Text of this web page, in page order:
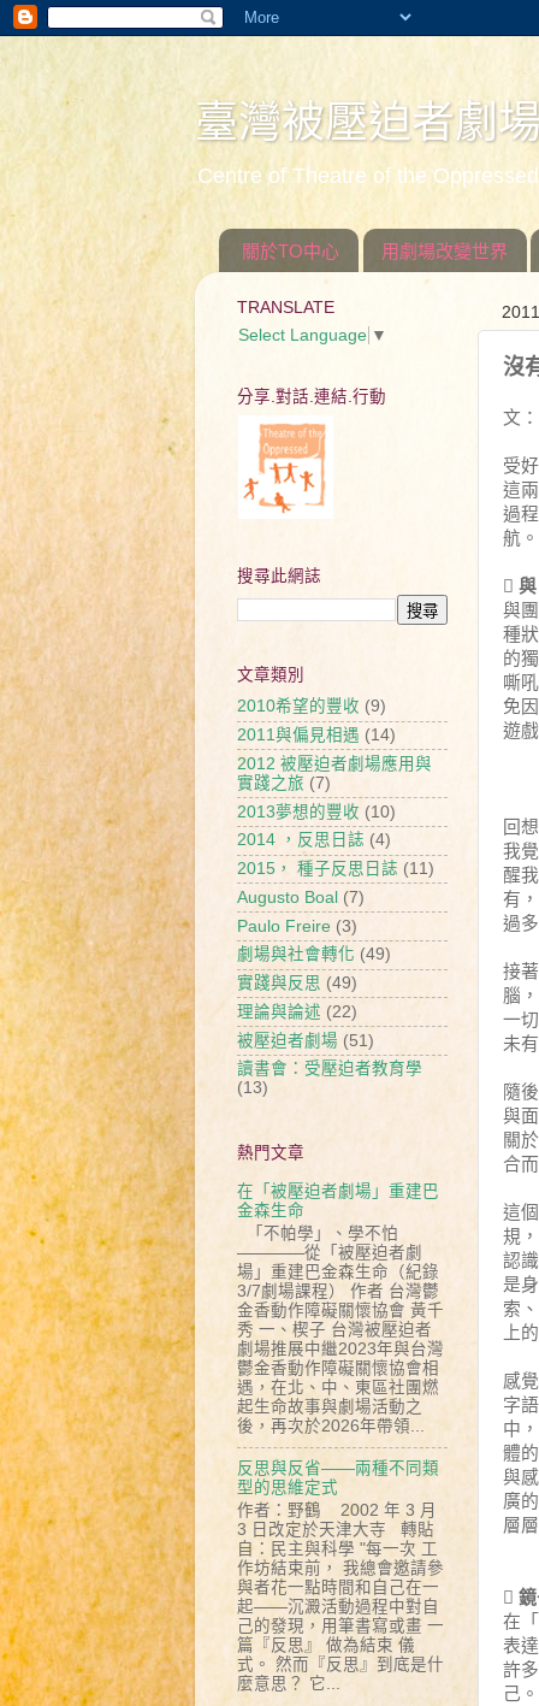
臺灣被壓迫者劇
Centre of Theatre of the
關於TO中心 用劇場改變世界
沒
文
受
這
過
航。

與
種
的
嘶
免
遊
回
我
醒
有
過
接
腦
一
未
隨
與
關
合
這
規
認
是
索
上
感
字
中
體
與
廣
層

在
表
許
己
TRANSLATE
Select Language ▼
分享.對話.連結.行動
搜尋此網誌
文章類別
2010希望的豐收 (9)
2011與偏見相遇 (14)
2012 被壓迫者劇場應用與
實踐之旅 (7)
2013夢想的豐收 (10)
2014 ，反思日誌 (4)
2015， 種子反思日誌 (11)
Augusto Boal (7)
Paulo Freire (3)
劇場與社會轉化 (49)
實踐與反思 (49)
理論與論述 (22)
被壓迫者劇場 (51)
讀書會：受壓迫者教育學
(13)
熱門文章
在「被壓迫者劇場」重建巴
金森生命
「不帕學」、學不怕
————從「被壓迫者劇
場」重建巴金森生命（紀錄
3/7劇場課程） 作者 台灣鬱
金香動作障礙關懷協會 黃千
秀 一、楔子 台灣被壓迫者
劇場推展中繼2023年與台灣
鬱金香動作障礙關懷協會相
遇，在北、中、東區社團燃
起生命故事與劇場活動之
後，再次於2026年帶領...
反思與反省——兩種不同類
型的思維定式
作者：野鶴 2002 年 3 月
3 日改定於天津大寺 轉貼
自：民主與科學 "每一次 工
作坊結束前， 我總會邀請參
與者花一點時間和自己在一
起——沉澱活動過程中對自
己的發現，用筆書寫或畫 一
篇『反思』 做為結束 儀
式。 然而『反思』到底是什
麼意思？ 它...